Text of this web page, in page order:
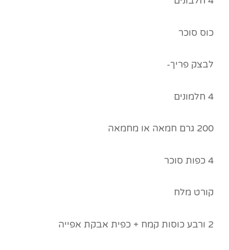
כוס סוכר
לבצק פריך-
4 חלמונים
200 גרם חמאה או מחמאה
4 כפות סוכר
קורט מלח
2 ורבע כוסות קמח + כפית אבקת אפייה